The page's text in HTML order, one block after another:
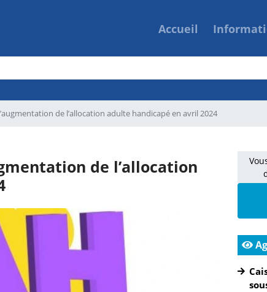
Accueil
de l’allocation adulte handicapé en avril 2024
de l’allocation